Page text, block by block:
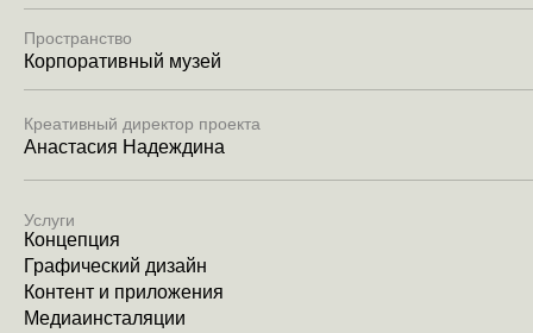
Пространство
Корпоративный музей
Креативный директор проекта
Анастасия Надеждина
Услуги
Концепция
Графический дизайн
Контент и приложения
Медиаинсталяции